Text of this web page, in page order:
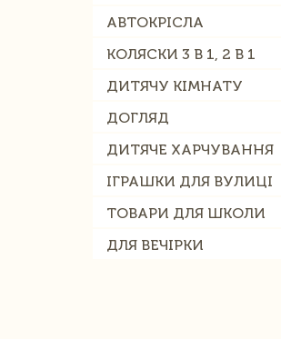
АВТОКРІСЛА
КОЛЯСКИ 3 В 1, 2 В 1
ДИТЯЧУ КІМНАТУ
ДОГЛЯД
ДИТЯЧЕ ХАРЧУВАННЯ
ІГРАШКИ ДЛЯ ВУЛИЦІ
ТОВАРИ ДЛЯ ШКОЛИ
ДЛЯ ВЕЧІРКИ